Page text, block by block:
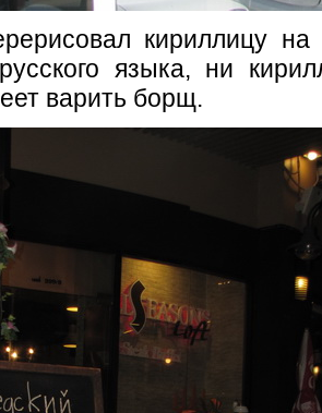
кириллицу
языка, ни
варить борщ.